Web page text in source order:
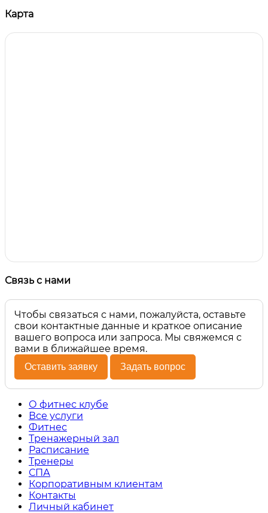
Карта
Связь с нами
Чтобы связаться с нами, пожалуйста, оставьте
свои контактные данные и краткое описание
вашего вопроса или запроса. Мы свяжемся с
вами в ближайшее время.
Оставить заявку Задать вопрос
О фитнес клубе
Все услуги
Фитнес
Тренажерный зал
Расписание
Тренеры
СПА
Корпоративным клиентам
Контакты
Личный кабинет